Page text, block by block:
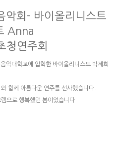
악회- 바이올리니스트
Anna
청연주회
악대학교에 입학한 바이올리니스트 박제희
함께 아름다운 연주를 선사했습니다.
으로 행복했던 봄이었습니다